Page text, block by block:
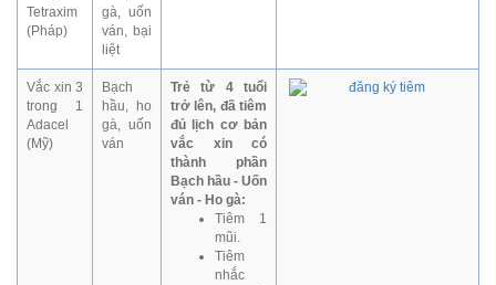
Tetraxim
(Pháp)
gà, uốn
ván, bại
liệt
Vắc xin 3
trong 1
Adacel
(Mỹ)
Bạch
hầu, ho
gà, uốn
ván
Trẻ từ 4 tuổi
trở lên, đã tiêm
đủ lịch cơ bản
vắc xin có
thành phần
Bạch hầu - Uốn
ván - Ho gà:
Tiêm 1
mũi.
Tiêm
nhắc